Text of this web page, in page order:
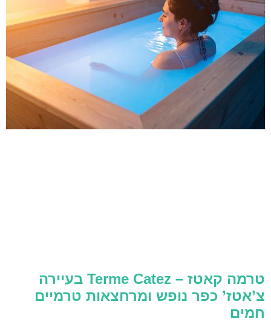
טרמה קאטז – Terme Catez בעיירה
צ’אטז’ כפר נופש ומרחצאות טרמיים
חמים